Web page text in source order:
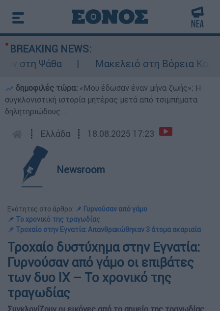
BREAKING NEWS:
Ψάθα
Μακελειό στη Βόρεια
δημοφιλές τώρα: «Μου έδωσαν έναν μήνα ζωής»: Η
συγκλονιστική ιστορία μητέρας μετά από τσιμπήματα
δηλητηριώδους...
┋ Ελλάδα ┋ 18.08.2025 17:23
Newsroom
Ενότητες στο άρθρο: 📌 Γυρνούσαν από γάμο
📌 Το χρονικό της τραγωδίας
📌 Τροχαίο στην Εγνατία: Απανθρακώθηκαν 3 άτομα ακαριαία
Τροχαίο δυστύχημα στην Εγνατία:
Γυρνούσαν από γάμο οι επιβάτες
των δυο ΙΧ – Το χρονικό της
τραγωδίας
Συγκλονίζουν οι εικόνες από το σημείο της τραγωδίας